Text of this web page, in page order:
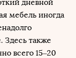
дневной
мебель иногда
Здесь также
всего 15–20